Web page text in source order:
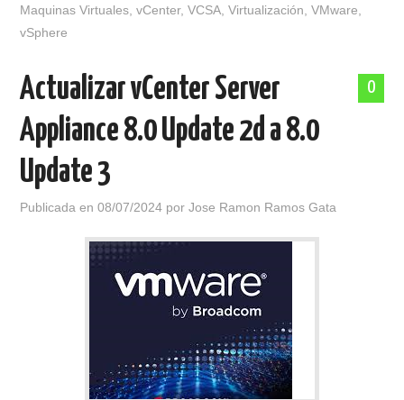
Maquinas Virtuales ,vCenter,VCSA ,Virtualización ,VMware
vSphere
0
Actualizar vCenter Server
Appliance 8.0 Update 2d a 8.0
Update 3
Publicada en08/07/2024 porJose Ramon Ramos Gata